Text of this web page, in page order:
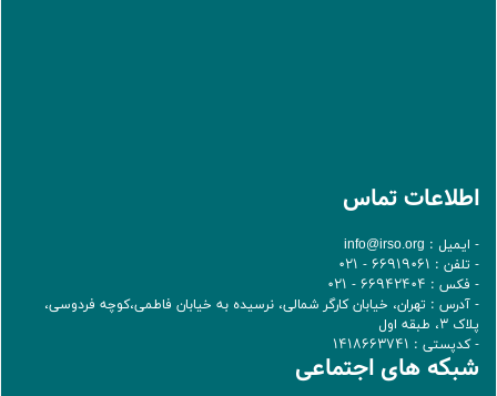
اطلاعات تماس
- ایمیل : info@irso.org
- تلفن : 66919061 - 021
- فکس : 66942404 - 021
- آدرس : تهران، خيابان کارگر شمالی، نرسيده به خيابان فاطمی،کوچه فردوسی،
پلاک 3، طبقه اول
- کدپستی : 1418663741
شبکه های اجتماعی